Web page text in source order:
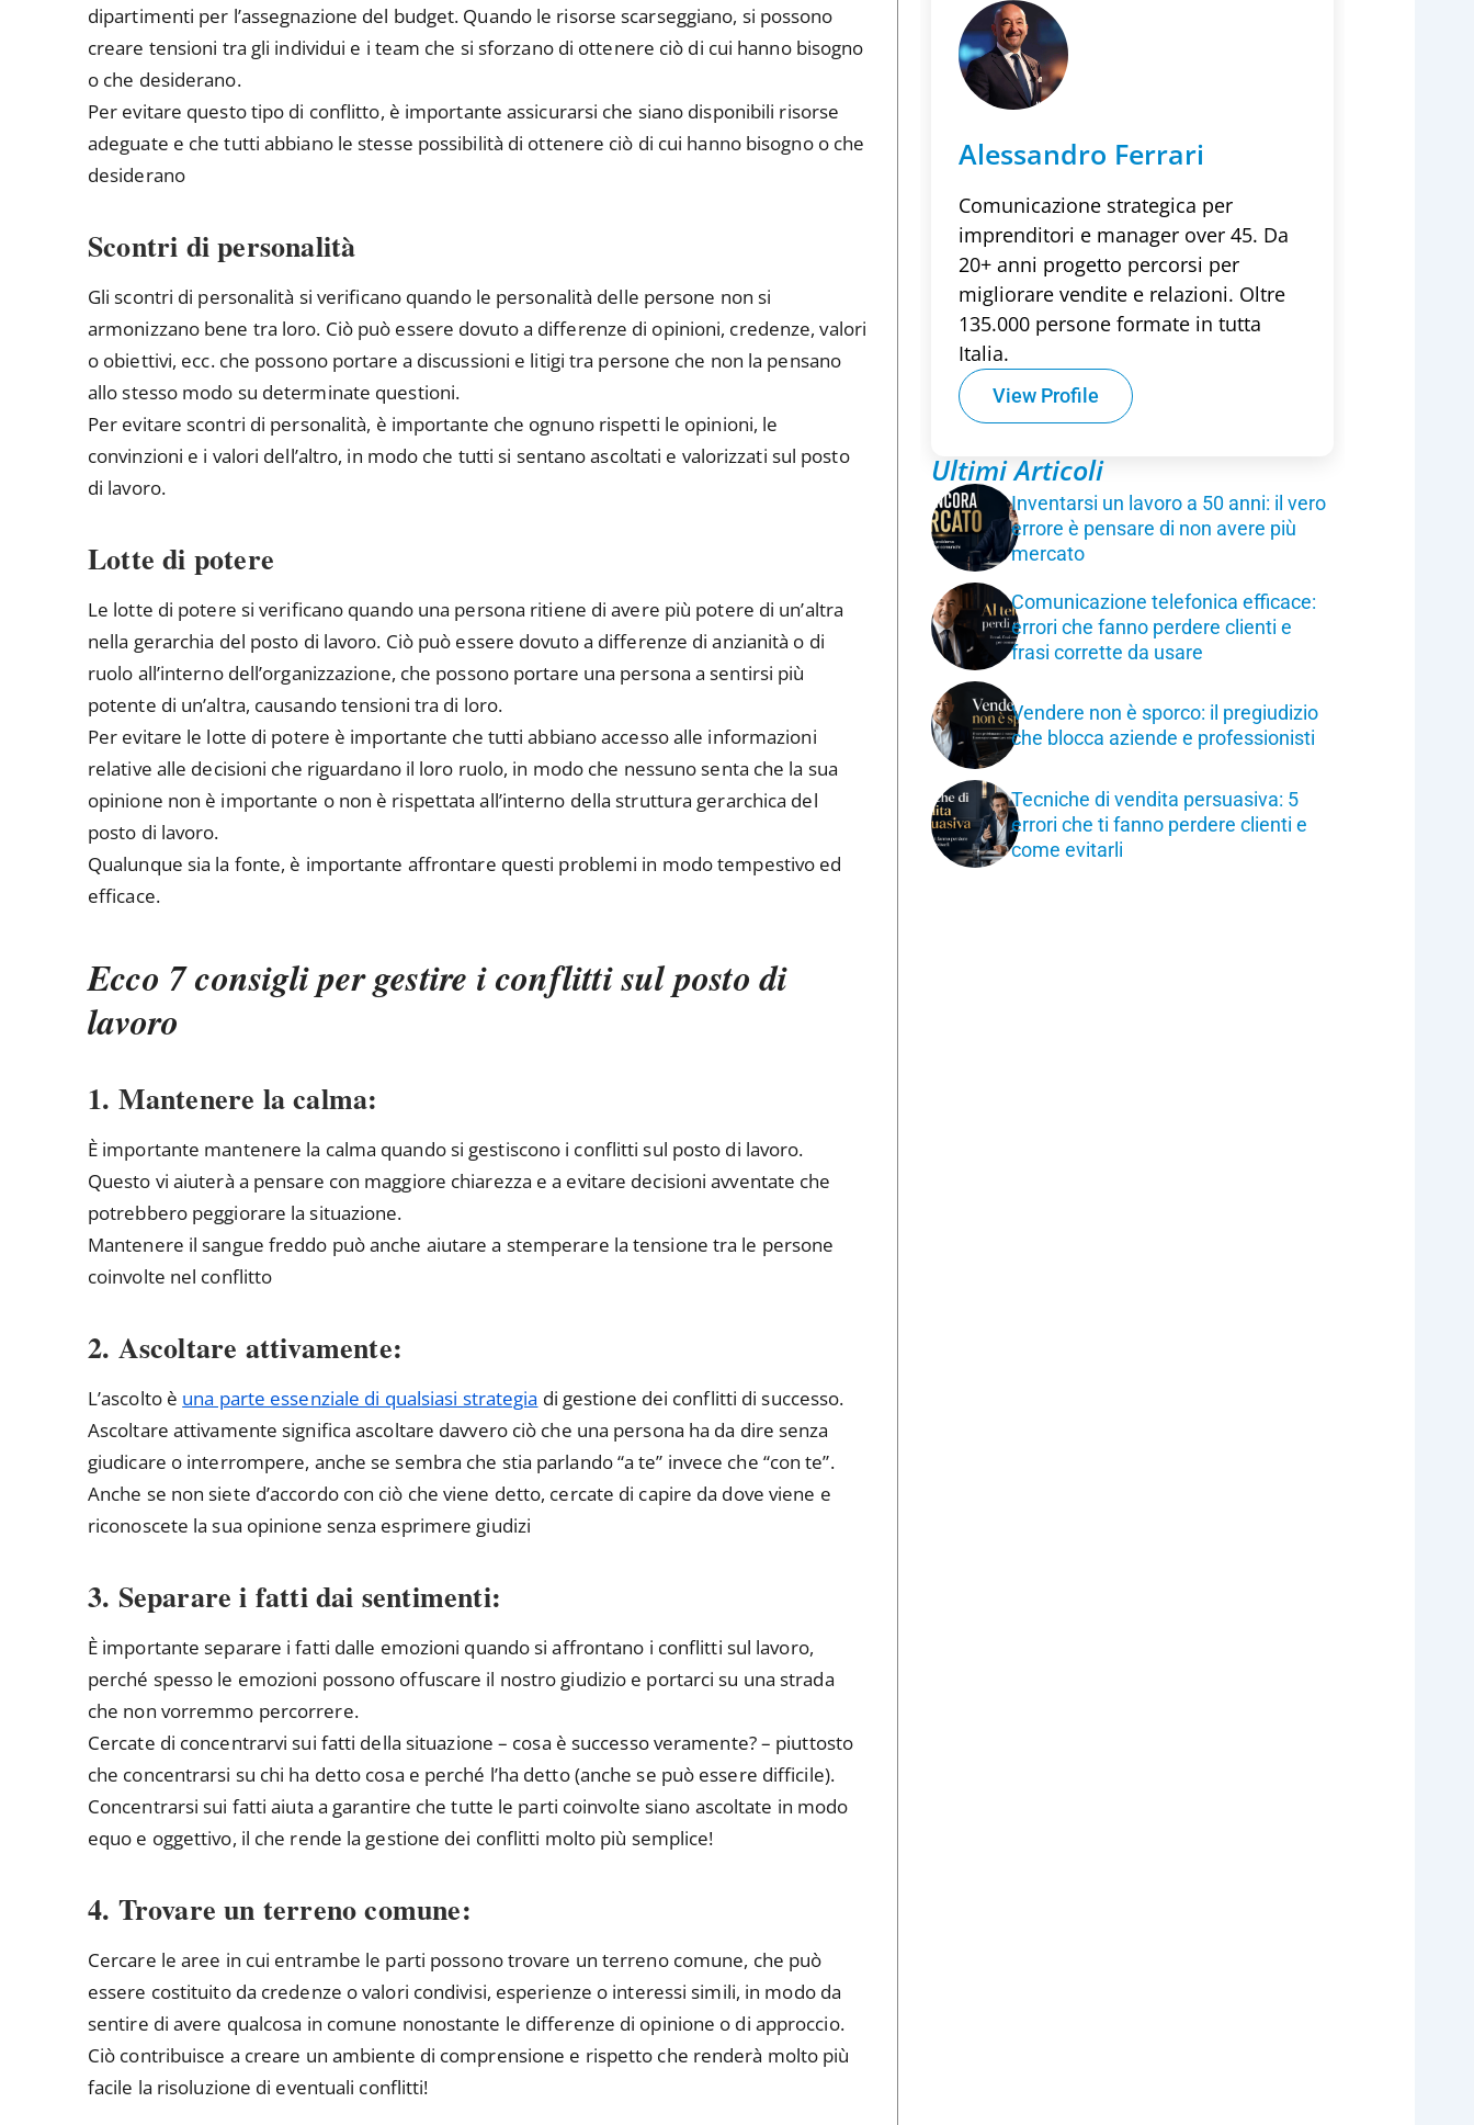
dipartimenti per l’assegnazione del budget. Quando le risorse scarseggiano, si possono
creare tensioni tra gli individui e i team che si sforzano di ottenere ciò di cui hanno bisogno
o che desiderano.
Per evitare questo tipo di conflitto, è importante assicurarsi che siano disponibili risorse
adeguate e che tutti abbiano le stesse possibilità di ottenere ciò di cui hanno bisogno o che
desiderano
Scontri di personalità
Gli scontri di personalità si verificano quando le personalità delle persone non si
armonizzano bene tra loro. Ciò può essere dovuto a differenze di opinioni, credenze, valori
o obiettivi, ecc. che possono portare a discussioni e litigi tra persone che non la pensano
allo stesso modo su determinate questioni.
Per evitare scontri di personalità, è importante che ognuno rispetti le opinioni, le
convinzioni e i valori dell’altro, in modo che tutti si sentano ascoltati e valorizzati sul posto
di lavoro.
Lotte di potere
Le lotte di potere si verificano quando una persona ritiene di avere più potere di un’altra
nella gerarchia del posto di lavoro. Ciò può essere dovuto a differenze di anzianità o di
ruolo all’interno dell’organizzazione, che possono portare una persona a sentirsi più
potente di un’altra, causando tensioni tra di loro.
Per evitare le lotte di potere è importante che tutti abbiano accesso alle informazioni
relative alle decisioni che riguardano il loro ruolo, in modo che nessuno senta che la sua
opinione non è importante o non è rispettata all’interno della struttura gerarchica del
posto di lavoro.
Qualunque sia la fonte, è importante affrontare questi problemi in modo tempestivo ed
efficace.
Ecco 7 consigli per gestire i conflitti sul posto di
lavoro
1. Mantenere la calma:
È importante mantenere la calma quando si gestiscono i conflitti sul posto di lavoro.
Questo vi aiuterà a pensare con maggiore chiarezza e a evitare decisioni avventate che
potrebbero peggiorare la situazione.
Mantenere il sangue freddo può anche aiutare a stemperare la tensione tra le persone
coinvolte nel conflitto
2. Ascoltare attivamente:
L’ascolto è una parte essenziale di qualsiasi strategia di gestione dei conflitti di successo.
Ascoltare attivamente significa ascoltare davvero ciò che una persona ha da dire senza
giudicare o interrompere, anche se sembra che stia parlando “a te” invece che “con te”.
Anche se non siete d’accordo con ciò che viene detto, cercate di capire da dove viene e
riconoscete la sua opinione senza esprimere giudizi
3. Separare i fatti dai sentimenti:
È importante separare i fatti dalle emozioni quando si affrontano i conflitti sul lavoro,
perché spesso le emozioni possono offuscare il nostro giudizio e portarci su una strada
che non vorremmo percorrere.
Cercate di concentrarvi sui fatti della situazione – cosa è successo veramente? – piuttosto
che concentrarsi su chi ha detto cosa e perché l’ha detto (anche se può essere difficile).
Concentrarsi sui fatti aiuta a garantire che tutte le parti coinvolte siano ascoltate in modo
equo e oggettivo, il che rende la gestione dei conflitti molto più semplice!
4. Trovare un terreno comune:
Cercare le aree in cui entrambe le parti possono trovare un terreno comune, che può
essere costituito da credenze o valori condivisi, esperienze o interessi simili, in modo da
sentire di avere qualcosa in comune nonostante le differenze di opinione o di approccio.
Ciò contribuisce a creare un ambiente di comprensione e rispetto che renderà molto più
facile la risoluzione di eventuali conflitti!
Alessandro Ferrari
Comunicazione strategica per
imprenditori e manager over 45. Da
20+ anni progetto percorsi per
migliorare vendite e relazioni. Oltre
135.000 persone formate in tutta
Italia.
View Profile
Ultimi Articoli
Inventarsi un lavoro a 50 anni: il vero
errore è pensare di non avere più
mercato
Comunicazione telefonica efficace:
errori che fanno perdere clienti e
frasi corrette da usare
Vendere non è sporco: il pregiudizio
che blocca aziende e professionisti
Tecniche di vendita persuasiva: 5
errori che ti fanno perdere clienti e
come evitarli